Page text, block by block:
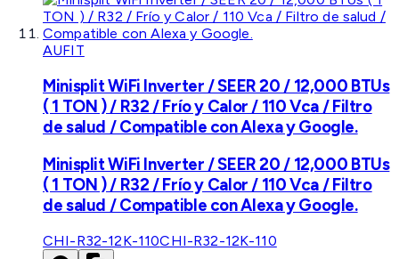
AUFIT
Minisplit WiFi Inverter / SEER 20 / 12,000 BTUs
( 1 TON ) / R32 / Frío y Calor / 110 Vca / Filtro
de salud / Compatible con Alexa y Google.
Minisplit WiFi Inverter / SEER 20 / 12,000 BTUs
( 1 TON ) / R32 / Frío y Calor / 110 Vca / Filtro
de salud / Compatible con Alexa y Google.
CHI-R32-12K-110CHI-R32-12K-110